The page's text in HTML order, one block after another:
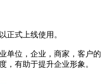
正式上线使用。
单位，企业，商家，客户的
，有助于提升企业形象。